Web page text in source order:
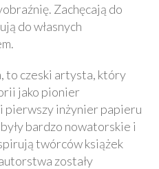
Zachęcają do
do własnych
to czeski artysta, który
jako pionier
pierwszy inżynier papieru
bardzo nowatorskie i
twórców książek
zostały